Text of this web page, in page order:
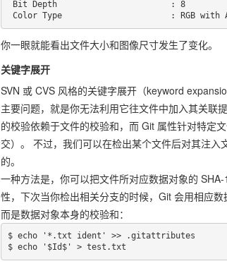
Color Type                      : RGB with
你一眼就能看出文件大小和图像尺寸发生了变化。
关键字展开
SVN 或 CVS 风格的关键字展开（keyword
主要问题，就是你无法利用它往文件中加入其关联
的校验依赖于文件的校验和，而 Git 属性针对特定
交）。 不过，我们可以在检出某个文件后对其注
的。
一种方法是，你可以把文件所对应数据对象的
性，下次当你检出相关分支的时候，Git 会用相应
而是数据对象本身的校验和：
$ echo '*.txt ident' >> .gitattributes
$ echo '$Id$' > test.txt